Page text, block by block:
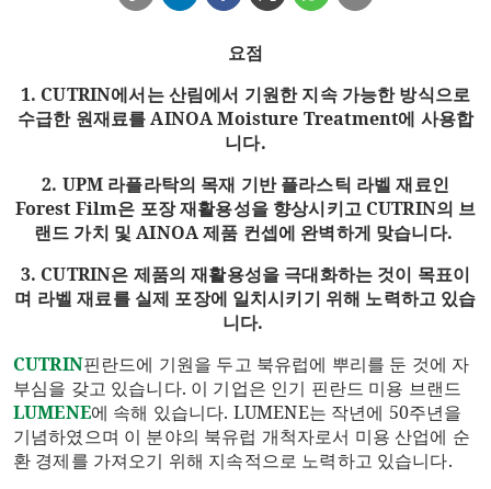
요점
1. CUTRIN에서는 산림에서 기원한 지속 가능한 방식으로
수급한 원재료를 AINOA Moisture Treatment에 사용합
니다.
2. UPM 라플라탁의 목재 기반 플라스틱 라벨 재료인
Forest Film은 포장 재활용성을 향상시키고 CUTRIN의 브
랜드 가치 및 AINOA 제품 컨셉에 완벽하게 맞습니다.
3. CUTRIN은 제품의 재활용성을 극대화하는 것이 목표이
며 라벨 재료를 실제 포장에 일치시키기 위해 노력하고 있습
니다.
CUTRIN핀란드에 기원을 두고 북유럽에 뿌리를 둔 것에 자
부심을 갖고 있습니다. 이 기업은 인기 핀란드 미용 브랜드
LUMENE에 속해 있습니다. LUMENE는 작년에 50주년을
기념하였으며 이 분야의 북유럽 개척자로서 미용 산업에 순
환 경제를 가져오기 위해 지속적으로 노력하고 있습니다.